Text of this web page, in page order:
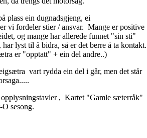
plass ein dugnadsgjeng, ei
vi fordeler stier / ansvar. Mange er positive
og mange har allerede funnet "sin sti"
har lyst til å bidra, så er det berre å ta
er "opptatt" + ein del andre..)
vart rydda ein del i går, men det står
opplysningstavler , Kartet "Gamle sæterråk"
sesong.